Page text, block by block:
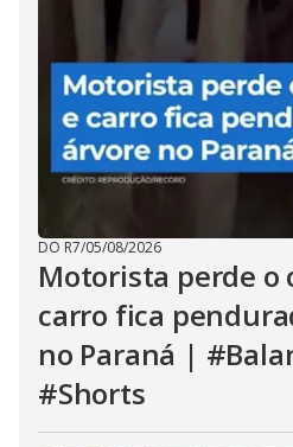
DO R7/05/08/2026
Motorista perde o
carro fica
no Paraná |
#Shorts